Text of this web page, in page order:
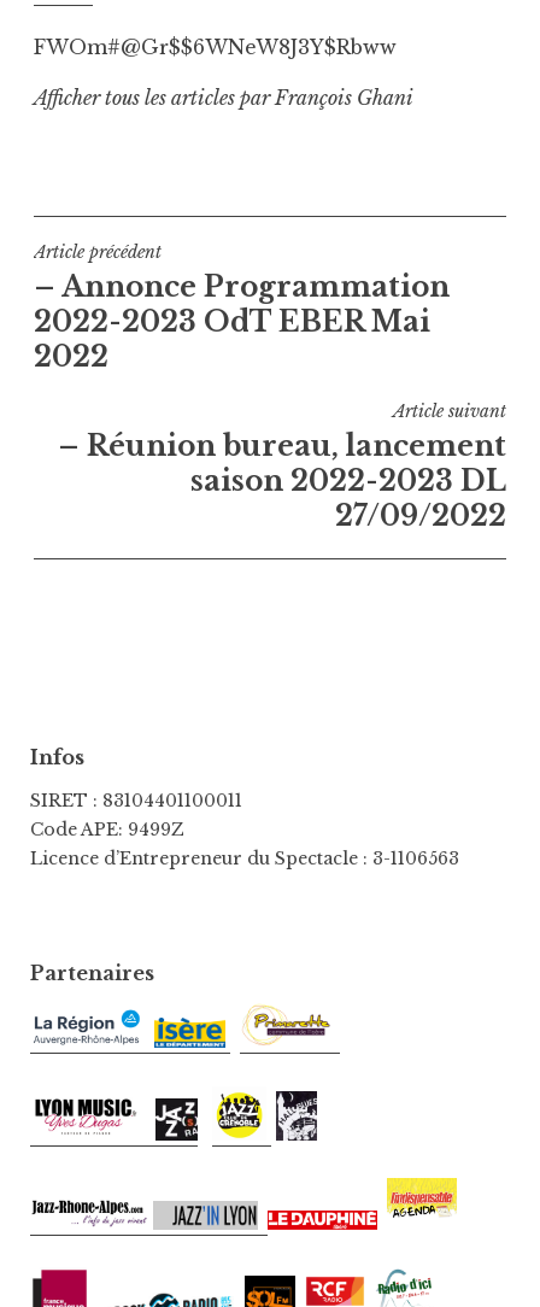
FWOm#@Gr$$6WNeW8J3Y$Rbww
Afficher tous les articles par François Ghani
Navigation
de
l’article
Article précédent
– Annonce Programmation
2022-2023 OdT EBER Mai
2022
Article suivant
– Réunion bureau, lancement
saison 2022-2023 DL
27/09/2022
Infos
SIRET : 83104401100011
Code APE: 9499Z
Licence d’Entrepreneur du Spectacle : 3-1106563
Partenaires